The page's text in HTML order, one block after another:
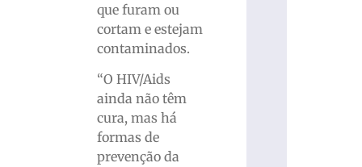
que furam ou
cortam e estejam
contaminados.
“O HIV/Aids
ainda não têm
cura, mas há
formas de
prevenção da